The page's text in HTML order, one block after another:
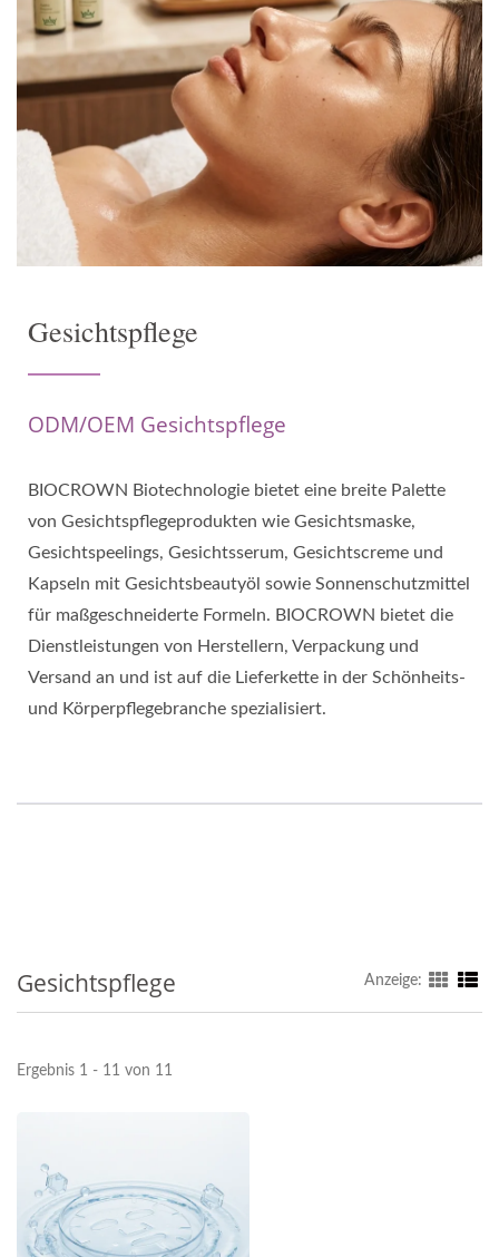
Gesichtspflege
ODM/OEM Gesichtspflege
BIOCROWN Biotechnologie bietet eine breite Palette
von Gesichtspflegeprodukten wie Gesichtsmaske,
Gesichtspeelings, Gesichtsserum, Gesichtscreme und
Kapseln mit Gesichtsbeautyöl sowie Sonnenschutzmittel
für maßgeschneiderte Formeln. BIOCROWN bietet die
Dienstleistungen von Herstellern, Verpackung und
Versand an und ist auf die Lieferkette in der Schönheits-
und Körperpflegebranche spezialisiert.
Gesichtspflege Anzeige:
Ergebnis 1 - 11 von 11